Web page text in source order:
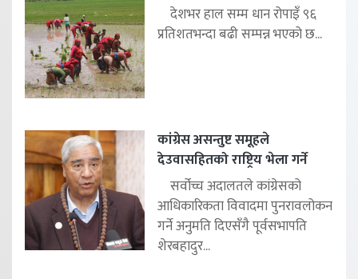
देशभर हाल सम्म धान रोपाइँ ९६
प्रतिशतभन्दा बढी सम्पन्न भएको छ...
कांग्रेस असन्तुष्ट समूहले
देउवासहितको राष्ट्रिय भेला गर्ने
सर्वोच्च अदालतले कांग्रेसको
आधिकारिकता विवादमा पुनरावलोकन
गर्ने अनुमति दिएसँगै पूर्वसभापति
शेरबहादुर...